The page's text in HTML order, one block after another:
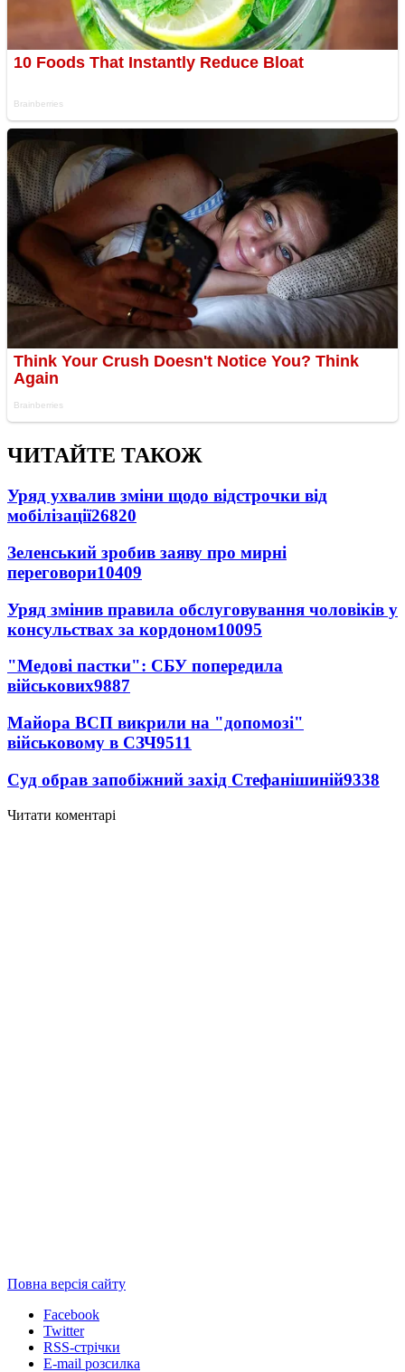
ЧИТАЙТЕ ТАКОЖ
Уряд ухвалив зміни щодо відстрочки від
мобілізації26820
Зеленський зробив заяву про мирні
переговори10409
Уряд змінив правила обслуговування чоловіків у
консульствах за кордоном10095
"Медові пастки": СБУ попередила
військових9887
Майора ВСП викрили на "допомозі"
військовому в СЗЧ9511
Суд обрав запобіжний захід Стефанішиній9338
Читати коментарі
Повна версія сайту
Facebook
Twitter
RSS-стрічки
E-mail розсилка